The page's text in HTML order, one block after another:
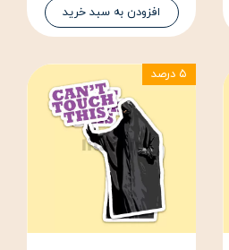
افزودن به سبد خرید
۵ درصد